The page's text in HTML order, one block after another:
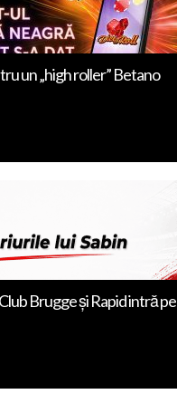
un „high roller” Betano
Brugge și Rapid intră pe